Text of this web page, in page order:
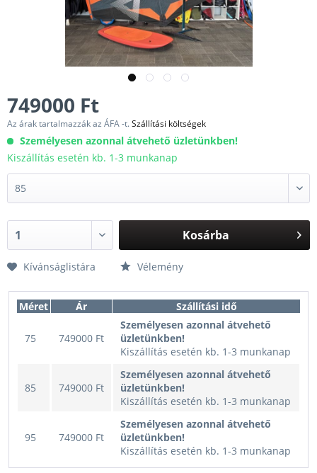
749000 Ft
Az árak tartalmazzák az ÁFA -t.Szállítási költségek
Személyesen azonnal átvehető üzletünkben!
Kiszállítás esetén kb. 1-3 munkanap
Kosárba
Kívánságlistára Vélemény
Méret Ár Szállítási idő
75 749000 Ft
Személyesen azonnal átvehető
üzletünkben!
Kiszállítás esetén kb. 1-3 munkanap
85 749000 Ft
Személyesen azonnal átvehető
üzletünkben!
Kiszállítás esetén kb. 1-3 munkanap
95 749000 Ft
Személyesen azonnal átvehető
üzletünkben!
Kiszállítás esetén kb. 1-3 munkanap